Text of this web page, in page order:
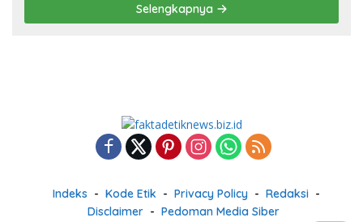
Selengkapnya
Indeks Kode Etik Privacy Policy
Redaksi
Disclaimer
Pedoman Media Siber